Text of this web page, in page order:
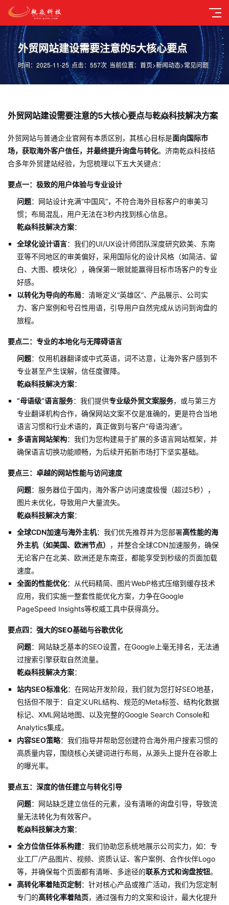
外贸网站建设需要注意的5大核心要点
当前位置： 首页>新闻动态>常见问题
时间：2025-11-25 点击：557次
外贸网站建设需要注意的5大核心要点与乾焱科技解决方案
外贸网站与普通企业官网有本质区别，其核心目标是面向国际市
场，获取海外客户信任，并最终提升询盘与转化。济南乾焱科技结
合多年外贸建站经验，为您梳理以下五大关键点：
要点一：极致的用户体验与专业设计
问题：网站设计充满“中国风”，不符合海外目标客户的审美习
惯；布局混乱，用户无法在3秒内找到核心信息。
乾焱科技解决方案：
全球化设计语言：我们的UI/UX设计师团队深度研究欧美、东南
亚等不同地区的审美偏好，采用国际化的设计风格（如简洁、留
白、大图、模块化），确保第一眼就能赢得目标市场客户的专业
好感。
以转化为导向的布局：清晰定义“英雄区”、产品展示、公司实
力、客户案例和号召性用语，引导用户自然完成从访问到询盘的
旅程。
要点二：专业的本地化与无障碍语言
问题：仅用机器翻译或中式英语，词不达意，让海外客户感到不
专业甚至产生误解，信任度骤降。
乾焱科技解决方案：
“母语级”语言服务：我们提供专业级外贸文案服务，或与第三方
专业翻译机构合作，确保网站文案不仅是准确的，更是符合当地
语言习惯和行业术语的，真正做到与客户“母语沟通”。
多语言网站架构：我们为您构建易于扩展的多语言网站框架，并
确保语言切换功能顺畅，为后续开拓新市场打下坚实基础。
要点三：卓越的网站性能与访问速度
问题：服务器位于国内，海外客户访问速度极慢（超过5秒），
图片未优化，导致用户大量流失。
乾焱科技解决方案：
全球CDN加速与海外主机：我们优先推荐并为您部署高性能的海
外主机（如美国、欧洲节点）
，并整合全球CDN加速服务，确保
无论客户在北美、欧洲还是东南亚，都能享受到秒级的页面加载
速度。
全面的性能优化：从代码精简、图片WebP格式压缩到缓存技术
应用，我们实施一整套性能优化方案，力争在Google
PageSpeed Insights等权威工具中获得高分。
要点四：强大的SEO基础与谷歌优化
问题：网站缺乏基本的SEO设置，在Google上毫无排名，无法通
过搜索引擎获取自然流量。
乾焱科技解决方案：
站内SEO标准化：在网站开发阶段，我们就为您打好SEO地基，
包括但不限于：自定义URL结构、规范的Meta标签、结构化数据
标记、XML网站地图、以及完整的Google Search Console和
Analytics集成。
内容SEO策略：我们指导并帮助您创建符合海外用户搜索习惯的
高质量内容，围绕核心关键词进行布局，从源头上提升在谷歌上
的曝光率。
要点五：深度的信任建立与转化引导
问题：网站缺乏建立信任的元素，没有清晰的询盘引导，导致流
量无法转化为有效客户。
乾焱科技解决方案：
全方位信任体系构建：我们协助您系统地展示公司实力，如：专
业工厂/产品图片、视频、资质认证、客户案例、合作伙伴Logo
等，并确保每个页面都有清晰、多途径的联系方式和询盘按钮。
高转化率着陆页定制 ：针对核心产品或推广活动，我们为您定制
专门的高转化率着陆页，通过强有力的文案和设计，最大化提升